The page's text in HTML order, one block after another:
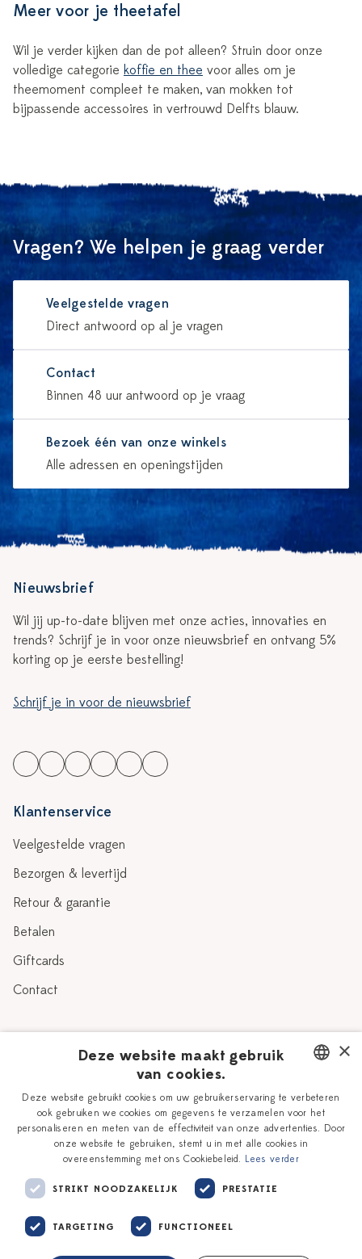
Meer voor je theetafel
Wil je verder kijken dan de pot alleen? Struin door onze
volledige categorie koffie en thee voor alles om je
theemoment compleet te maken, van mokken tot
bijpassende accessoires in vertrouwd Delfts blauw.
Vragen? We helpen je graag verder
Veelgestelde vragen
Direct antwoord op al je vragen
Contact
Binnen 48 uur antwoord op je vraag
Bezoek één van onze winkels
Alle adressen en openingstijden
Nieuwsbrief
Wil jij up-to-date blijven met onze acties, innovaties en
trends? Schrijf je in voor onze nieuwsbrief en ontvang 5%
korting op je eerste bestelling!
Schrijf je in voor de nieuwsbrief
Klantenservice
Veelgestelde vragen
Bezorgen & levertijd
Retour & garantie
Betalen
Giftcards
Contact
Verhaal
Onze plateelschilders
Delfts Blauw
Workshops
Vacatures
Zakelijk
DUTCH
ENGLISH
×
Deze website maakt gebruik
van cookies.
Deze website gebruikt cookies om uw gebruikerservaring te verbeteren
ook gebruiken we cookies om gegevens te verzamelen voor het
personaliseren en meten van de effectiviteit van onze advertenties. Door
onze website te gebruiken, stemt u in met alle cookies in
overeenstemming met ons Cookiebeleid. Lees verder
STRIKT NOODZAKELIJK PRESTATIE
TARGETING FUNCTIONEEL